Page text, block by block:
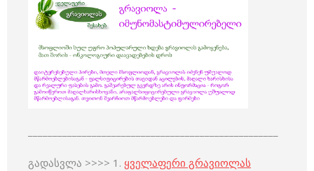
გადასვლა >>>> 1. ყველაფერი გრავიოლას